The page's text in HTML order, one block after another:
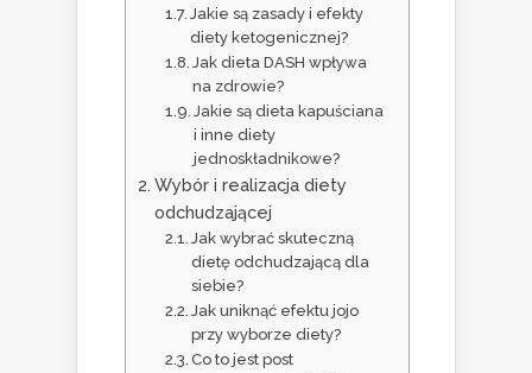
Jakie są zasady i efekty
diety ketogenicznej?
Jak dieta DASH wpływa
na zdrowie?
Jakie są dieta kapuściana
i inne diety
jednoskładnikowe?
Wybór i realizacja diety
odchudzającej
Jak wybrać skuteczną
dietę odchudzającą dla
siebie?
Jak uniknąć efektu jojo
przy wyborze diety?
Co to jest post